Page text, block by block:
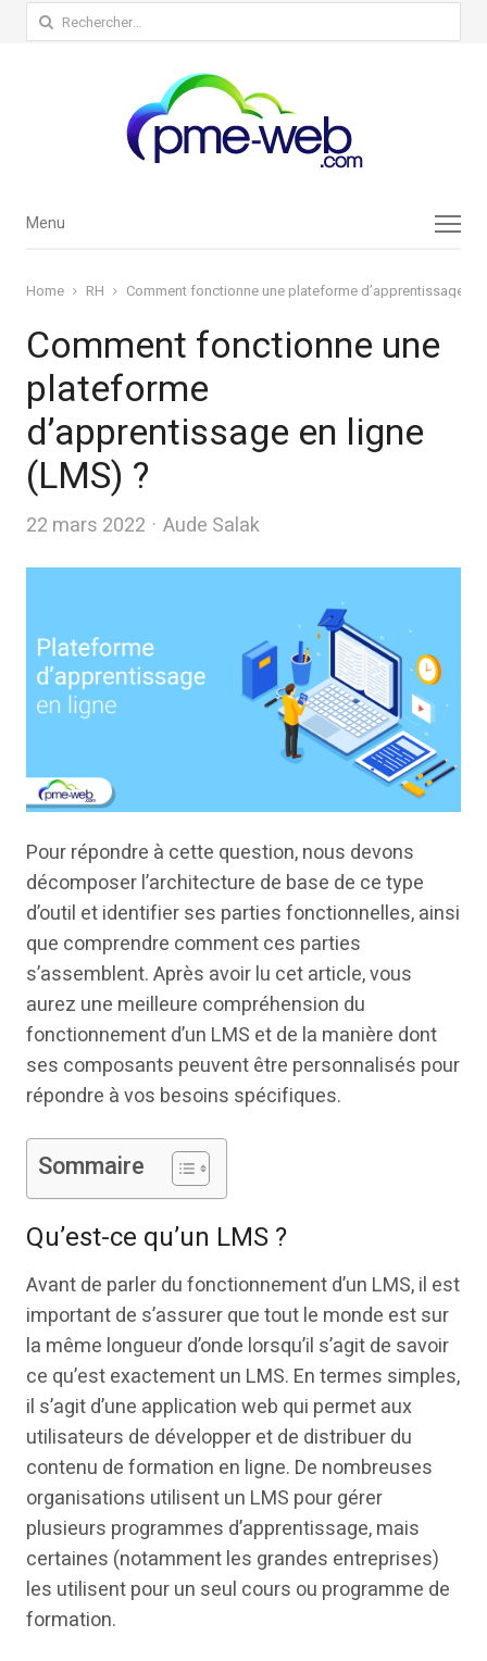
Rechercher :
Menu
Menu
Home RH Comment fonctionne une plateforme d’apprentissage en
Comment fonctionne une
plateforme
d’apprentissage en ligne
(LMS) ?
22 mars 2022 Author
Aude Salak
Pour répondre à cette question, nous devons
décomposer l’architecture de base de ce type
d’outil et identifier ses parties fonctionnelles, ainsi
que comprendre comment ces parties
s’assemblent. Après avoir lu cet article, vous
aurez une meilleure compréhension du
fonctionnement d’un LMS et de la manière dont
ses composants peuvent être personnalisés pour
répondre à vos besoins spécifiques.
Sommaire
Qu’est-ce qu’un LMS ?
Avant de parler du fonctionnement d’un LMS, il est
important de s’assurer que tout le monde est sur
la même longueur d’onde lorsqu’il s’agit de savoir
ce qu’est exactement un LMS. En termes simples,
il s’agit d’une application web qui permet aux
utilisateurs de développer et de distribuer du
contenu de formation en ligne. De nombreuses
organisations utilisent un LMS pour gérer
plusieurs programmes d’apprentissage, mais
certaines (notamment les grandes entreprises)
les utilisent pour un seul cours ou programme de
formation.